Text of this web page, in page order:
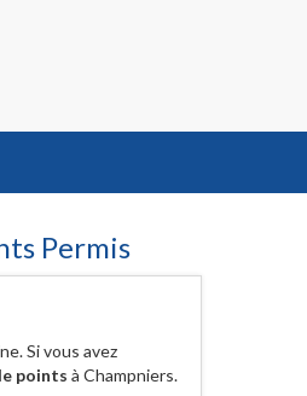
Permis
Si vous avez
points à Champniers.